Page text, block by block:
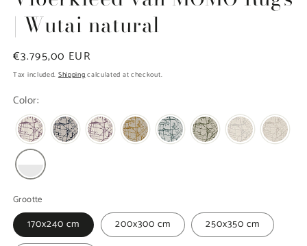
| Wutai natural
Regular
price
€3.795,00 EUR
Tax included. Shippingcalculated at checkout.
Color:
Grootte
170x240 cm 200x300 cm
250x350 cm